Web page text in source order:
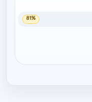
81%